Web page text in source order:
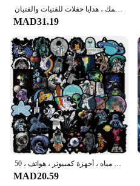
ملصقات حرفية ملونة للأطفال ، مثالية تصنعها بنفسك ، دفاتر مراهقات ، مجلات ، طعام حيوانات ، مساحة سمك ، هدايا حفلات للفتيات والفتيان
MAD31.19
رواد الفضاء يستكشفون ملصقات جرافيتي الفضاء الخارجي ، شارات فينيل مقاومة للماء ، أجهزة لابتوب ذاتية الصنع ، زجاجات مياه ، أجهزة كمبيوتر ، هواتف ، 50 *
MAD20.59